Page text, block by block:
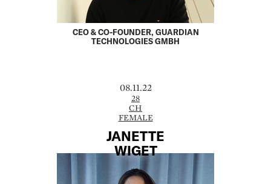
CEO & CO-FOUNDER, GUARDIAN
TECHNOLOGIES GMBH
08.11.22
28
CH
FEMALE
JANETTE
WIGET